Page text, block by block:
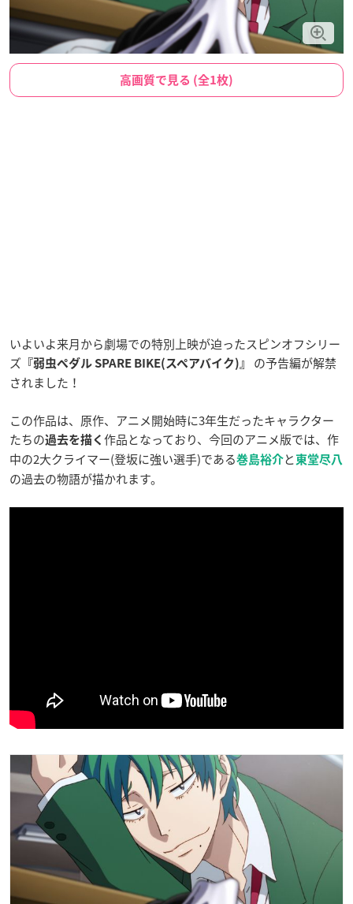
高画質で見る (全1枚)
いよいよ来月から劇場での特別上映が迫ったスピンオフシリー
ズ 『弱虫ペダル SPARE BIKE(スペアバイク)』
の予告編が解禁
されました！
この作品は、原作、アニメ開始時に3年生だったキャラクター
たちの過去を描く 作品となっており、今回のアニメ版では、作
中の2大クライマー(登坂に強い選手)である巻島裕介と東堂尽八
の過去の物語が描かれます。